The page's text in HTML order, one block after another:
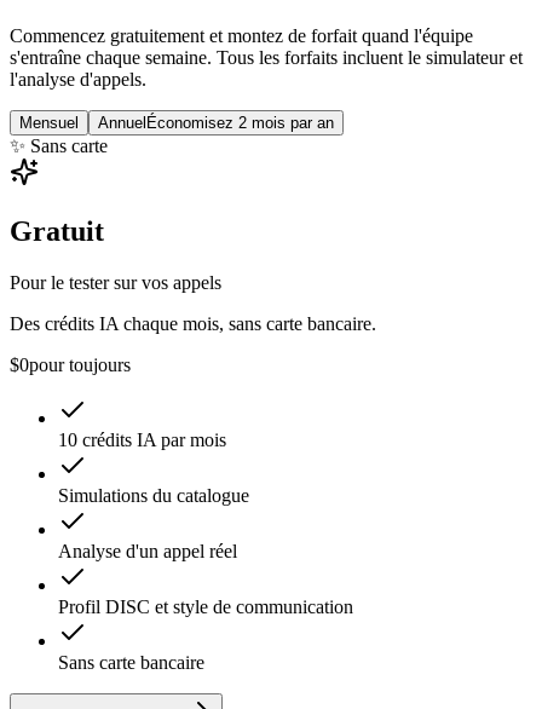
Commencez gratuitement et montez de forfait quand l'équipe
s'entraîne chaque semaine. Tous les forfaits incluent le simulateur et
l'analyse d'appels.
Mensuel Annuel Économisez 2 mois par an
✨ Sans carte
Gratuit
Pour le tester sur vos appels
Des crédits IA chaque mois, sans carte bancaire.
$0pour toujours
10 crédits IA par mois
Simulations du catalogue
Analyse d'un appel réel
Profil DISC et style de communication
Sans carte bancaire